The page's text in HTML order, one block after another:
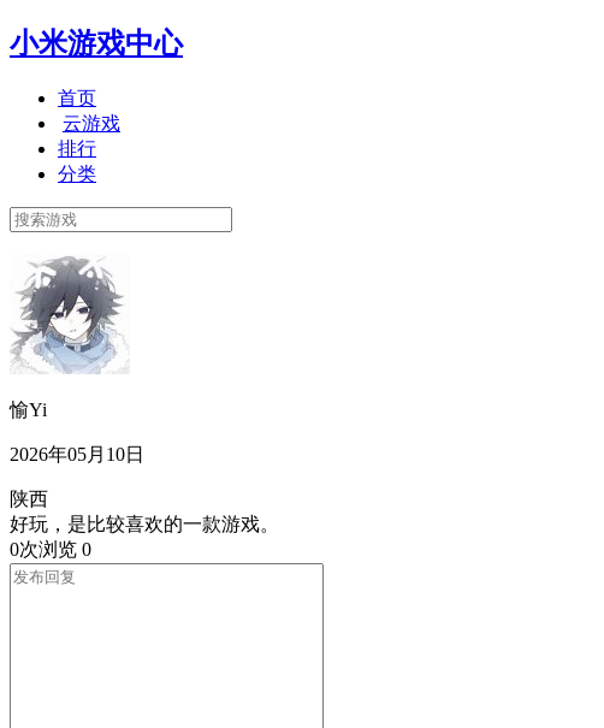
小米游戏中心
首页
云游戏
排行
分类
愉Yi
2026年05月10日
陕西
好玩，是比较喜欢的一款游戏。
0次浏览 0